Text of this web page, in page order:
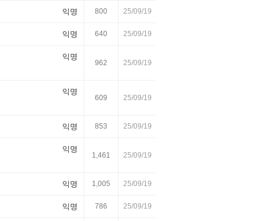
익명 800 25/09/19
익명 640 25/09/19
익명
962 25/09/19
익명
609 25/09/19
익명 853 25/09/19
익명
1,461 25/09/19
익명 1,005 25/09/19
익명 786 25/09/19